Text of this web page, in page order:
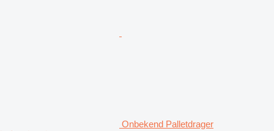
Onbekend Palletdrager